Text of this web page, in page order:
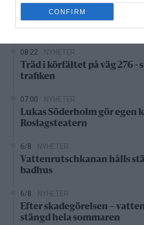
CONFIRM
10:37 LEDARE
Bältros kan innebära
den som drabbas
08:22 NYHETER
Träd i körfältet på väg 276 -
trafiken
07:00 NYHETER
Lukas Söderholm gör egen
Roslagsteatern
6/8 NYHETER
Vattenrutschkanan hålls
badhus
6/8 NYHETER
Efter skadegörelsen –
stängd hela sommaren